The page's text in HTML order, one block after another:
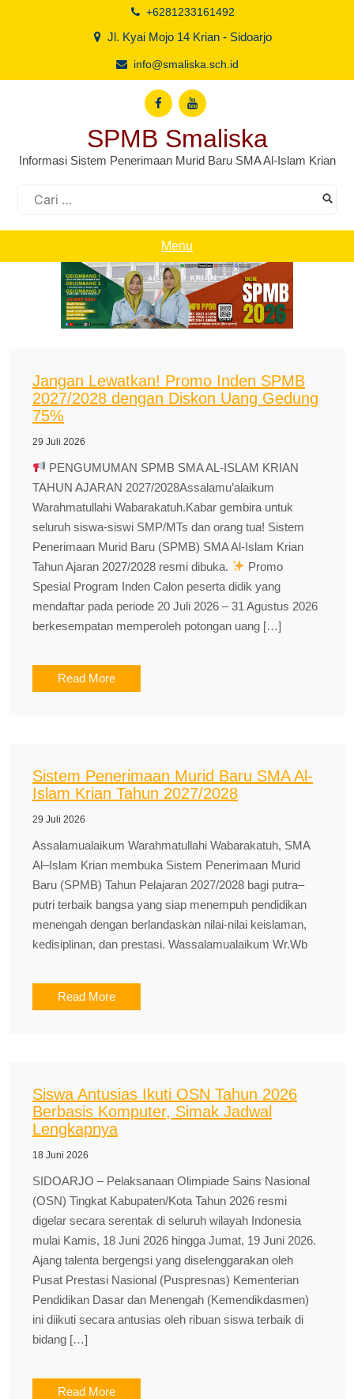
+6281233161492
Jl. Kyai Mojo 14 Krian - Sidoarjo
info@smaliska.sch.id
SPMB Smaliska
Informasi Sistem Penerimaan Murid Baru SMA Al-Islam Krian
Menu
Jangan Lewatkan! Promo Inden SPMB
2027/2028 dengan Diskon Uang Gedung
75%
29 Juli 2026
PENGUMUMAN SPMB SMA AL-ISLAM KRIAN
TAHUN AJARAN 2027/2028Assalamu’alaikum
Warahmatullahi Wabarakatuh.Kabar gembira untuk
seluruh siswa-siswi SMP/MTs dan orang tua! Sistem
Penerimaan Murid Baru (SPMB) SMA Al-Islam Krian
Tahun Ajaran 2027/2028 resmi dibuka.
Promo
Spesial Program Inden Calon peserta didik yang
mendaftar pada periode 20 Juli 2026 – 31 Agustus 2026
berkesempatan memperoleh potongan uang […]
Read More
Sistem Penerimaan Murid Baru SMA Al-
Islam Krian Tahun 2027/2028
29 Juli 2026
Assalamualaikum Warahmatullahi Wabarakatuh, SMA
Al–Islam Krian membuka Sistem Penerimaan Murid
Baru (SPMB) Tahun Pelajaran 2027/2028 bagi putra–
putri terbaik bangsa yang siap menempuh pendidikan
menengah dengan berlandaskan nilai-nilai keislaman,
kedisiplinan, dan prestasi. Wassalamualaikum Wr.Wb
Read More
Siswa Antusias Ikuti OSN Tahun 2026
Berbasis Komputer, Simak Jadwal
Lengkapnya
18 Juni 2026
SIDOARJO – Pelaksanaan Olimpiade Sains Nasional
(OSN) Tingkat Kabupaten/Kota Tahun 2026 resmi
digelar secara serentak di seluruh wilayah Indonesia
mulai Kamis, 18 Juni 2026 hingga Jumat, 19 Juni 2026.
Ajang talenta bergengsi yang diselenggarakan oleh
Pusat Prestasi Nasional (Puspresnas) Kementerian
Pendidikan Dasar dan Menengah (Kemendikdasmen)
ini diikuti secara antusias oleh ribuan siswa terbaik di
bidang […]
Read More